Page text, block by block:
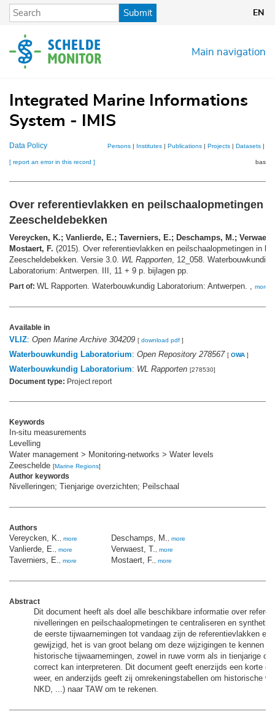
Skip
content
Submit EN
Main navigation
Integrated Marine Informations
System - IMIS
Data Policy Persons | Institutes | Publications | Projects | Datasets |
[ report an error in this record ]
Over referentievlakken en peilschaalopmetingen
Zeescheldebekken
Vereycken, K.; Vanlierde, E.; Taverniers, E.; Deschamps, M.;
Mostaert, F. (2015). Over referentievlakken en peilschaalopmetingen in het
Zeescheldebekken. Versie 3.0. WL Rapporten, 12_058. Waterbouwkundig
Laboratorium: Antwerpen. III, 11 + 9 p. bijlagen pp.
Part of: WL Rapporten. Waterbouwkundig Laboratorium: Antwerpen. , more
Available in
VLIZ: Open Marine Archive 304209 [ download pdf ]
Waterbouwkundig Laboratorium: Open Repository 278567 [ OWA ]
Waterbouwkundig Laboratorium: WL Rapporten [278530]
Document type: Project report
Keywords
In-situ measurements
Levelling
Water management > Monitoring-networks > Water levels
Zeeschelde [Marine Regions]
Author keywords
Nivelleringen; Tienjarige overzichten; Peilschaal
Authors
Vereycken, K., more
Vanlierde, E., more
Taverniers, E., more
Deschamps, M., more
Verwaest, T., more
Mostaert, F., more
Abstract
Dit document heeft als doel alle beschikbare informatie over
nivelleringen en peilschaalopmetingen te centraliseren en
de eerste tijwaarnemingen tot vandaag zijn de referentievlakken en
gewijzigd, het is van groot belang om deze wijzigingen te kennen
historische tijwaarnemingen, zowel in ruwe vorm als in tienjarige
correct kan interpreteren. Dit document geeft enerzijds een korte
weer, en anderzijds geeft zij omrekeningstabellen om historische
NKD, ...) naar TAW om te rekenen.